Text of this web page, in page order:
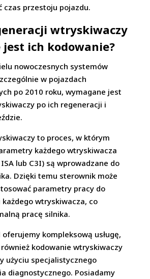
czas przestoju pojazdu.
wtryskiwaczy
jest ich kodowanie?
nowoczesnych systemów
w pojazdach
po 2010 roku, wymagane jest
po ich regeneracji i
to proces, w którym
każdego wtryskiwacza
lub C3I) są wprowadzane do
Dzięki temu sterownik może
parametry pracy do
wtryskiwacza, co
pracę silnika.
kompleksową usługę,
kodowanie wtryskiwaczy
użyciu specjalistycznego
diagnostycznego. Posiadamy